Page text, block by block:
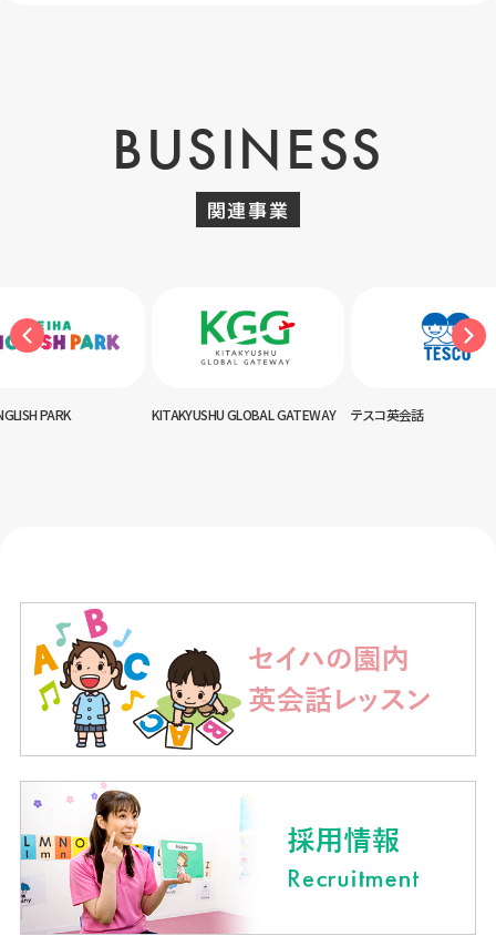
BUSINESS
関連事業
PARK KITAKYUSHU GLOBAL GATEWAY テスコ英会話